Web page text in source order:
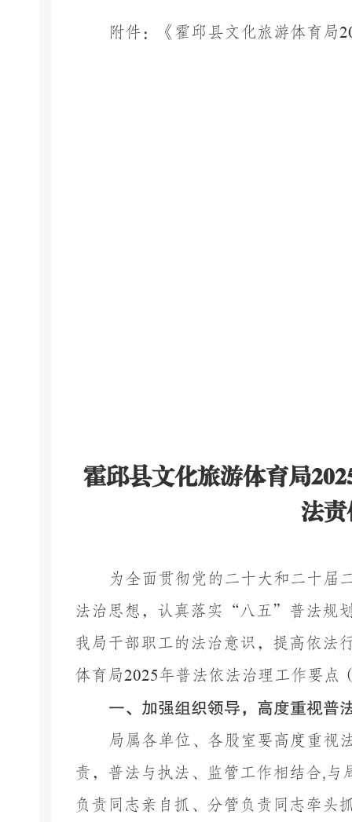
附件： 《霍邱县文化旅游体育局
霍邱县文化旅游体育局
法
为全面贯彻党的二十大和二十届
法治思想，认真落实 “八五”普法规
我局干部职工 的法治意识，提高依法
体育局2025年普法依法治理工作要点
一、加强组织领导，高度重视普
局属各单位、各股室 要高度重视
责，普法与执法、监管工作相结合,与
负责同志亲自抓、分管负责同志牵头